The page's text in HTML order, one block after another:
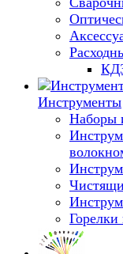
Инструменты
Наборы